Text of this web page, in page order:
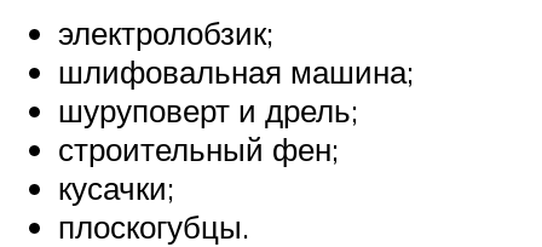
электролобзик;
шлифовальная машина;
шуруповерт и дрель;
строительный фен;
кусачки;
плоскогубцы.